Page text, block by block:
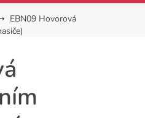
EBN09 Hovorová